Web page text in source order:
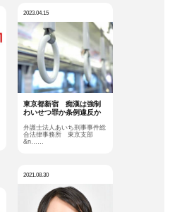
2023.04.15
東京都新宿 痴漢は強制
わいせつ罪か条例違反か
弁護士法人あいち刑事事件総
合法律事務所 東京支部
&n……
2021.08.30